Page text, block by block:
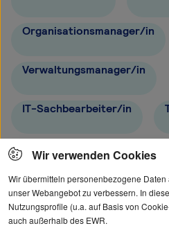
Organisationsmanager/in
Verwaltungsmanager/in
IT-Sachbearbeiter/in
Wir verwenden Cookies
Wir übermitteln personenbezogene Daten
unser Webangebot zu verbessern. In
Nutzungsprofile (u.a. auf Basis von
auch außerhalb des EWR.